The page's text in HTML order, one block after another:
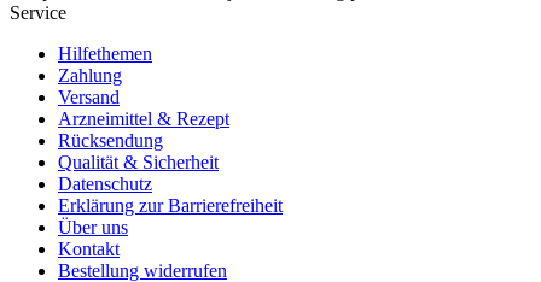
Service
Hilfethemen
Zahlung
Versand
Arzneimittel & Rezept
Rücksendung
Qualität & Sicherheit
Datenschutz
Erklärung zur Barrierefreiheit
Über uns
Kontakt
Bestellung widerrufen